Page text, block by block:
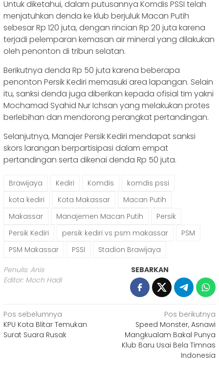
Untuk diketahui, dalam putusannya Komdis PSSI telah
menjatuhkan denda ke klub berjuluk Macan Putih
sebesar Rp 120 juta, dengan rincian Rp 20 juta karena
terjadi pelemparan kemasan air mineral yang dilakukan
oleh penonton di tribun selatan.
Berikutnya denda Rp 50 juta karena beberapa
penonton Persik Kediri memasuki area lapangan. Selain
itu, sanksi denda juga diberikan kepada ofisial tim yakni
Mochamad Syahid Nur Ichsan yang melakukan protes
berlebihan dan mendorong perangkat pertandingan.
Selanjutnya, Manajer Persik Kediri mendapat sanksi
skors larangan berpartisipasi dalam empat
pertandingan serta dikenai denda Rp 50 juta.
Brawijaya Kediri Komdis
komdis pssi
kota kediri
Kota Makassar
Macan Putih
Makassar
Manajemen Macan Putih
Persik
Persik Kediri
persik kediri vs psm makassar
PSM
PSM Makassar
PSSI Stadion Brawijaya
Penulis: Anis
Editor: Moch Hadi
SEBARKAN
Navigasi
pos
Pos sebelumnya
KPU Kota Blitar Temukan
Surat Suara Rusak
Pos berikutnya
Speed Monster, Asnawi
Mangkualam Bakal Punya
Klub Baru Usai Bela Timnas
Indonesia